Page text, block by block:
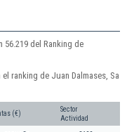
56.219 del Ranking de
ranking de Juan Dalmases, Sa
(€)
Sector
Actividad